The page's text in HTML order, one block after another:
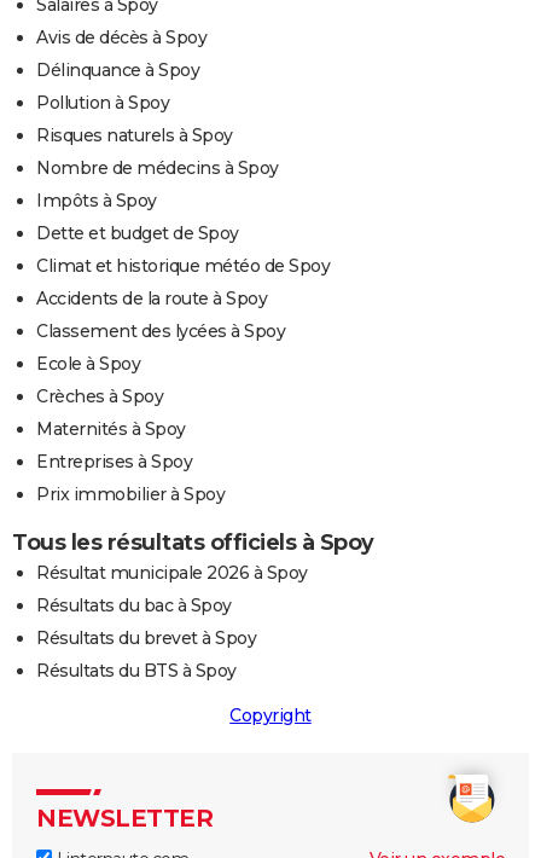
Salaires à Spoy
Avis de décès à Spoy
Délinquance à Spoy
Pollution à Spoy
Risques naturels à Spoy
Nombre de médecins à Spoy
Impôts à Spoy
Dette et budget de Spoy
Climat et historique météo de Spoy
Accidents de la route à Spoy
Classement des lycées à Spoy
Ecole à Spoy
Crèches à Spoy
Maternités à Spoy
Entreprises à Spoy
Prix immobilier à Spoy
Tous les résultats officiels à Spoy
Résultat municipale 2026 à Spoy
Résultats du bac à Spoy
Résultats du brevet à Spoy
Résultats du BTS à Spoy
Copyright
NEWSLETTER